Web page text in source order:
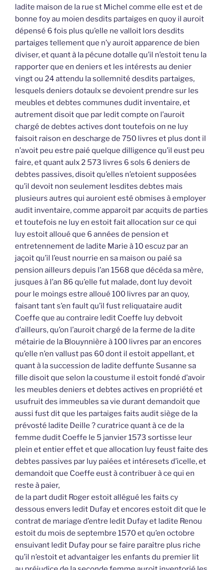
ladite maison de la rue st Michel comme elle est et de
bonne foy au moien desdits partaiges en quoy il auroit
dépensé 6 fois plus qu’elle ne valloit lors desdits
partaiges tellement que n’y auroit apparence de bien
diviser, et quant à la pécune dotalle qu’il n’estoit tenu la
rapporter que en deniers et les intérests au denier
vingt ou 24 attendu la sollemnité desdits partaiges,
lesquels deniers dotaulx se devoient prendre sur les
meubles et debtes communes dudit inventaire, et
autrement disoit que par ledit compte on l’auroit
chargé de debtes actives dont toutefois on ne luy
faisoit raison en descharge de 750 livres et plus dont il
n’avoit peu estre paié quelque dilligence qu’il eust peu
faire, et quant aulx 2 573 livres 6 sols 6 deniers de
debtes passives, disoit qu’elles n’etoient supposées
qu’il devoit non seulement lesdites debtes mais
plusieurs autres qui auroient esté obmises à employer
audit inventaire, comme apparoit par acquits de parties
et toutefois ne luy en estoit fait allocation sur ce qui
luy estoit alloué que 6 années de pension et
entretennement de ladite Marie à 10 escuz par an
jaçoit qu’il l’eust nourrie en sa maison ou paié sa
pension ailleurs depuis l’an 1568 que décéda sa mère,
jusques à l’an 86 qu’elle fut malade, dont luy devoit
pour le moings estre alloué 100 livres par an quoy,
faisant tant s’en fault qu’il fust reliquataire audit
Coeffe que au contraire ledit Coeffe luy debvoit
d’ailleurs, qu’on l’auroit chargé de la ferme de la dite
métairie de la Blouynnière à 100 livres par an encores
qu’elle n’en vallust pas 60 dont il estoit appellant, et
quant à la succession de ladite deffunte Susanne sa
fille disoit que selon la coustume il estoit fondé d’avoir
les meubles deniers et debtes actives en propriété et
usufruit des immeubles sa vie durant demandoit que
aussi fust dit que les partaiges faits audit siège de la
prévosté ladite Deille ? curatrice quant à ce de la
femme dudit Coeffe le 5 janvier 1573 sortisse leur
plein et entier effet et que allocation luy feust faite des
debtes passives par luy paiées et intéresets d’icelle, et
demandoit que Coeffe eust à contribuer à ce qui en
reste à paier,
de la part dudit Roger estoit allégué les faits cy
dessous envers ledit Dufay et encores estoit dit que le
contrat de mariage d’entre ledit Dufay et ladite Renou
estoit du mois de septembre 1570 et qu’en octobre
ensuivant ledit Dufay pour se faire paraître plus riche
qu’il n’estoit et advantaiger les enfants du premier lit